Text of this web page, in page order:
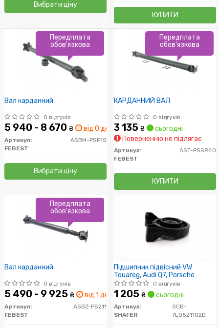
Вибрати ціну
КУПИТИ
Вал карданний
0 відгуків
5 940 - 8 670 ₴ від 0 дн.
Артикул:
ASBM-PSF15
FEBEST
Вибрати ціну
Передплата
обов'язкова
КАРДАННИЙ ВАЛ
0 відгуків
3 135 ₴
сьогодні
Поверненню не підлягає
Артикул:
AST-PSSR40
FEBEST
КУПИТИ
Передплата
обов'язкова
Вал карданний
0 відгуків
5 490 - 9 925 ₴ від 1 дн.
Артикул:
ASBZ-PS211
FEBEST
Передплата
обов'язкова
Підшипник підвісний VW
Touareg, Audi Q7, Porsche
Cayenne, 02-10_x000D_
0 відгуків
1 205 ₴ сьогодні
Артикул:
SCB-
7L0521102D
SHAFER